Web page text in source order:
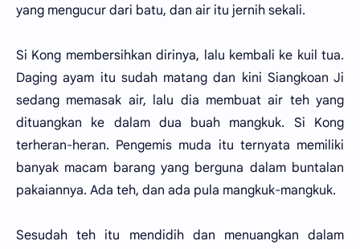
yang mengucur dari batu, dan air itu jernih sekali.
Si Kong membersihkan dirinya, lalu kembali ke kuil tua.
Daging ayam itu sudah matang dan kini Siangkoan Ji
sedang memasak air, lalu dia membuat air teh yang
dituangkan ke dalam dua buah mangkuk. Si Kong
terheran-heran. Pengemis muda itu ternyata memiliki
banyak macam barang yang berguna dalam buntalan
pakaiannya. Ada teh, dan ada pula mangkuk-mangkuk.
Sesudah teh itu mendidih dan menuangkan dalam